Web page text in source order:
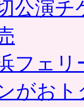
公演チ
フェリ
がおト